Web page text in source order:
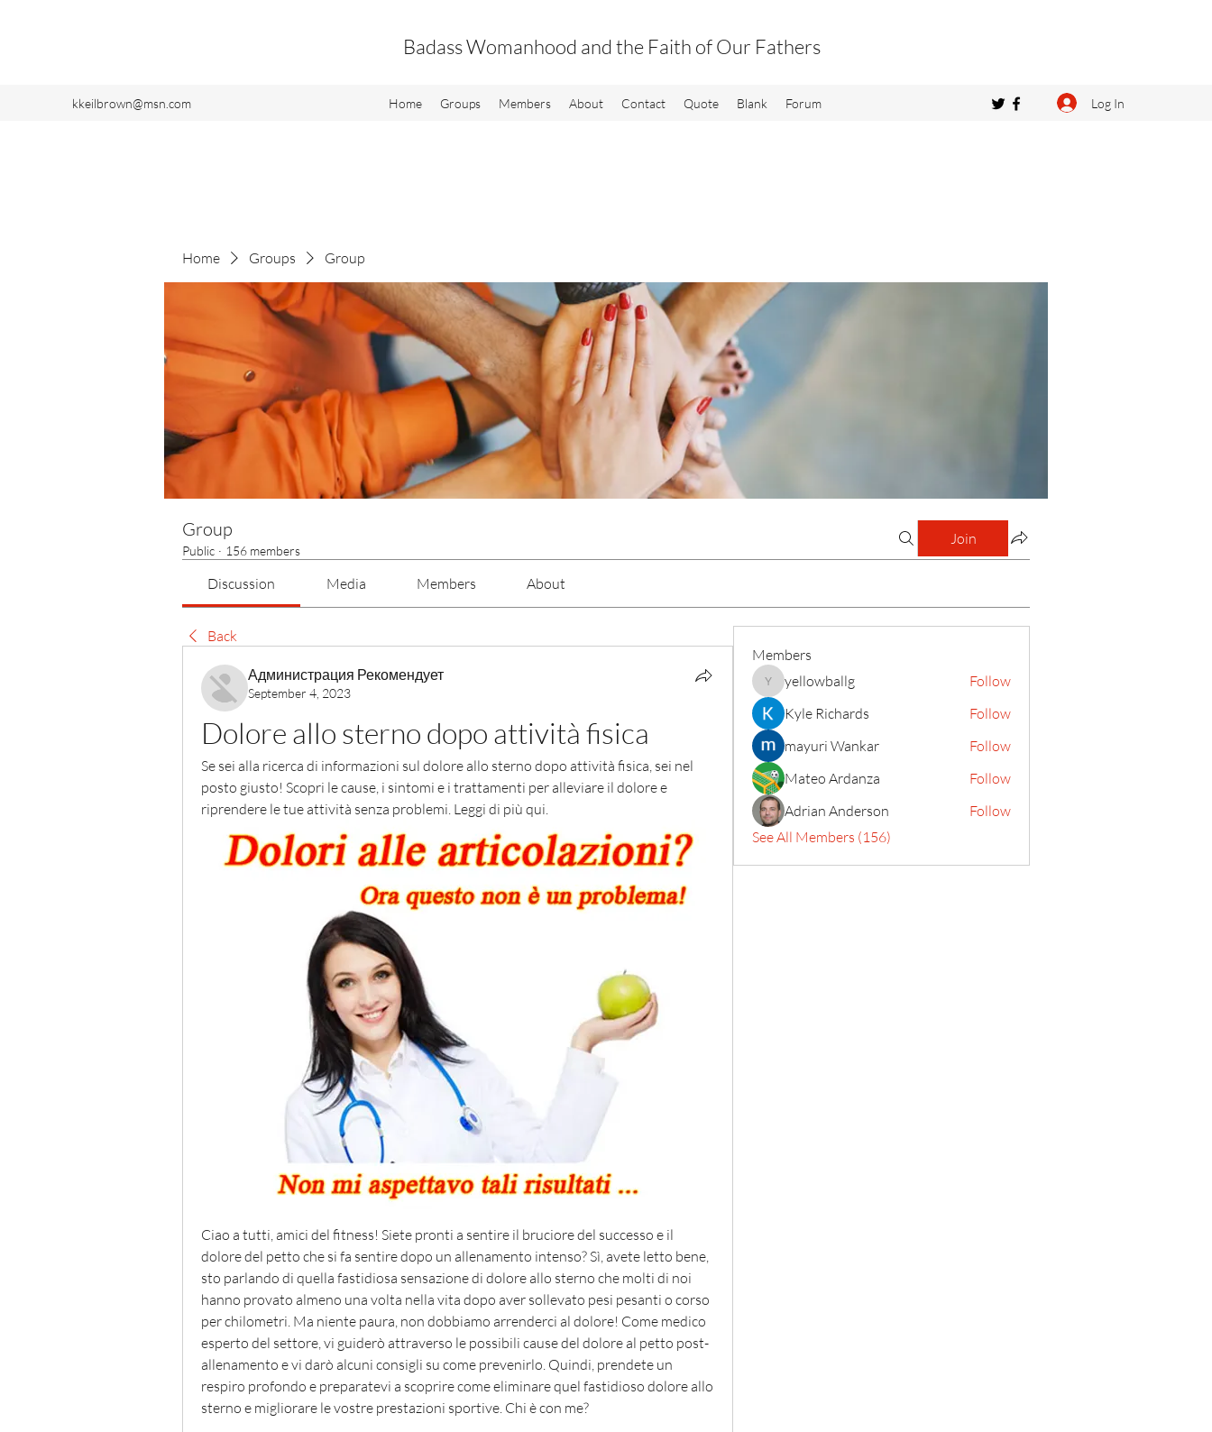
Badass Womanhood and the Faith of Our Fathers
kkeilbrown@msn.com Home Groups Members About Contact Quote Blank Forum Log In
Home Groups Group
Group
Public · 156 members
Join
Discussion Media Members About
Back
Администрация Рекомендует
September 4, 2023
Dolore allo sterno dopo attività fisica
Se sei alla ricerca di informazioni sul dolore allo sterno dopo attività fisica, sei nel
posto giusto! Scopri le cause, i sintomi e i trattamenti per alleviare il dolore e
riprendere le tue attività senza problemi. Leggi di più qui.
Ciao a tutti, amici del fitness! Siete pronti a sentire il bruciore del successo e il
dolore del petto che si fa sentire dopo un allenamento intenso? Sì, avete letto bene,
sto parlando di quella fastidiosa sensazione di dolore allo sterno che molti di noi
hanno provato almeno una volta nella vita dopo aver sollevato pesi pesanti o corso
per chilometri. Ma niente paura, non dobbiamo arrenderci al dolore! Come medico
esperto del settore, vi guiderò attraverso le possibili cause del dolore al petto post-
allenamento e vi darò alcuni consigli su come prevenirlo. Quindi, prendete un
respiro profondo e preparatevi a scoprire come eliminare quel fastidioso dolore allo
sterno e migliorare le vostre prestazioni sportive. Chi è con me?
Members
yellowballg
yellowballg
Follow
Kyle Richards
Follow
mayuri Wankar
Follow
Mateo Ardanza
Follow
Adrian Anderson
Follow
See All Members (156)